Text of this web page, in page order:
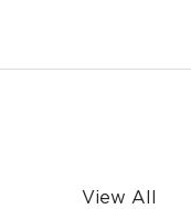
View All